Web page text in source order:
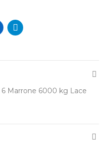
Marrone 6000 kg Lace